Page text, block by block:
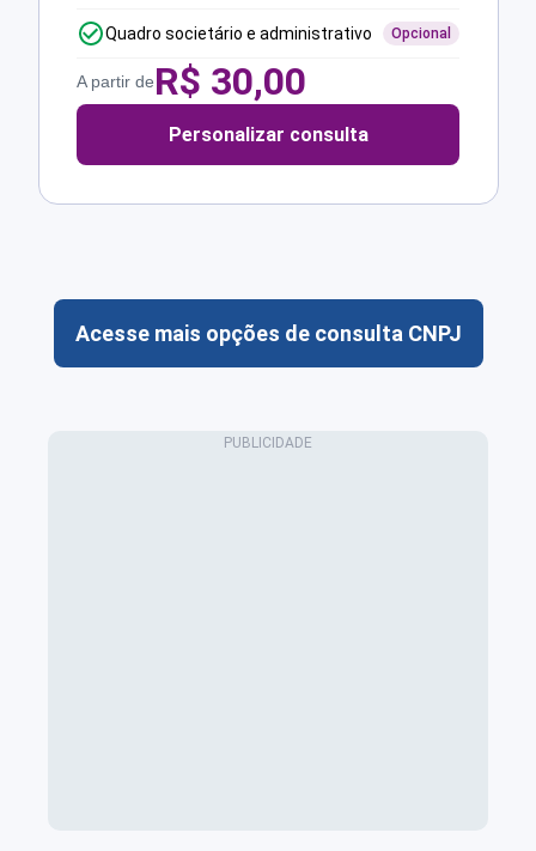
Quadro societário e administrativo Opcional
A partir deR$ 30,00
Personalizar consulta
Acesse mais opções de consulta CNPJ